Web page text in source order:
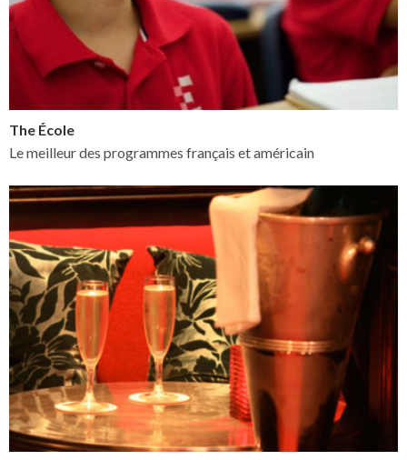
The École
Le meilleur des programmes français et américain